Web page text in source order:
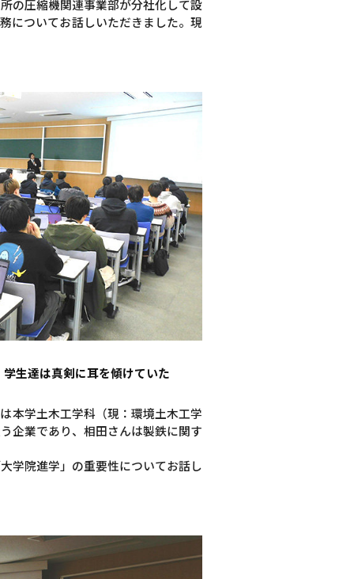
の圧縮機関連事業部が分社化して設
についてお話しいただきました。現
生達は真剣に耳を傾けていた
本学土木工学科（現：環境土木工学
企業であり、相田さんは製鉄に関す
学院進学」の重要性についてお話し